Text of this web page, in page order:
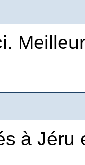
à Jéru